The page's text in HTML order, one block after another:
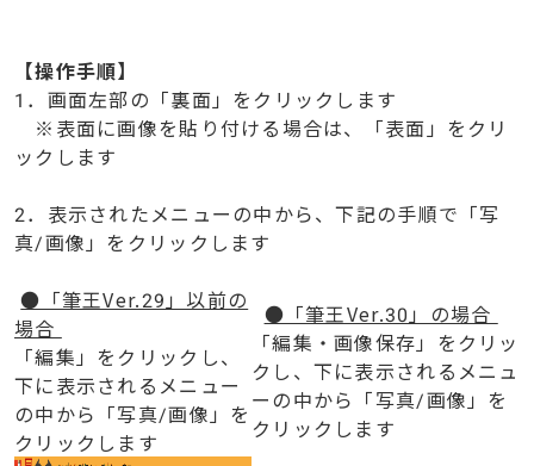
【操作手順】
1．画面左部の「裏面」をクリックします
※表面に画像を貼り付ける場合は、「表面」をクリ
ックします
2．表示されたメニューの中から、下記の手順で「写
真/画像」をクリックします
●「筆王Ver.29」以前の
場合
「編集」をクリックし、
下に表示されるメニュー
の中から「写真/画像」を
クリックします
●「筆王Ver.30」の場合
「編集・画像保存」をクリッ
クし、下に表示されるメニュ
ーの中から「写真/画像」を
クリックします